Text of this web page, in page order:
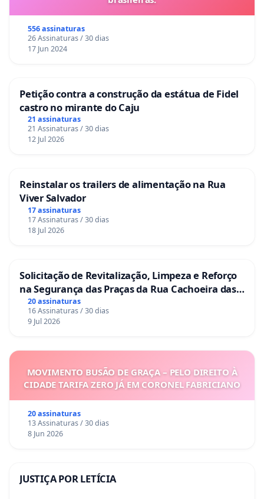
556 assinaturas
26 Assinaturas / 30 dias
17 Jun 2024
Petição contra a construção da estátua de Fidel
castro no mirante do Caju
21 assinaturas
21 Assinaturas / 30 dias
12 Jul 2026
Reinstalar os trailers de alimentação na Rua
Viver Salvador
17 assinaturas
17 Assinaturas / 30 dias
18 Jul 2026
Solicitação de Revitalização, Limpeza e Reforço
na Segurança das Praças da Rua Cachoeira das
Sete Ilhas
20 assinaturas
16 Assinaturas / 30 dias
9 Jul 2026
MOVIMENTO BUSÃO DE GRAÇA – PELO DIREITO À
CIDADE TARIFA ZERO JÁ EM CORONEL FABRICIANO
20 assinaturas
13 Assinaturas / 30 dias
8 Jun 2026
JUSTIÇA POR LETÍCIA